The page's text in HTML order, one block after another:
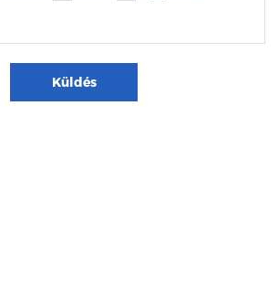
Küldés